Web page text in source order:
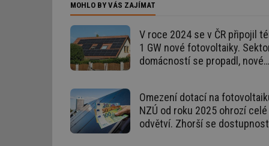
MOHLO BY VÁS ZAJÍMAT
V roce 2024 se v ČR připojil
1 GW nové fotovoltaiky.
domácností se propadl, nové
Omezení dotací na
NZÚ od roku 2025 ohrozí celé
odvětví. Zhorší se dostupnost
_hjFirstSeen